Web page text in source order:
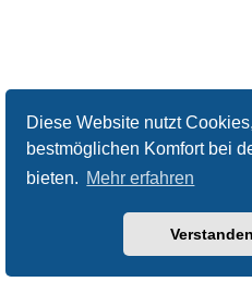
Diese Website nutzt
bestmöglichen Komfort bei
bieten. Mehr erfahren